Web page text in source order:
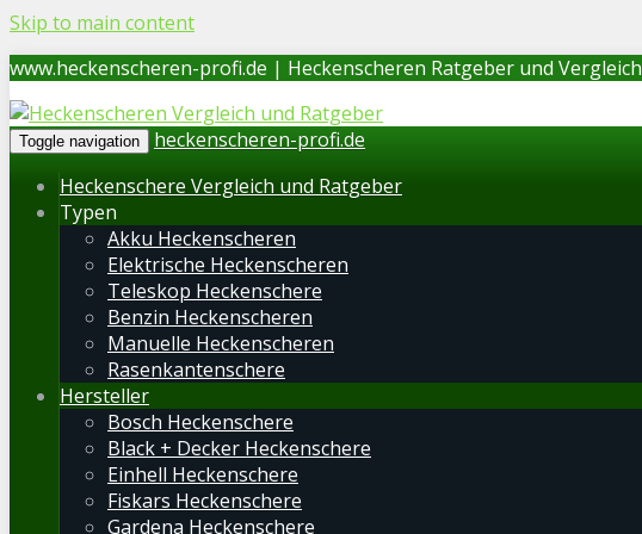
Skip to main content
www.heckenscheren-profi.de | Heckenscheren Ratgeber und Vergleich
Toggle navigation
heckenscheren-profi.de
Heckenschere Vergleich und Ratgeber
Typen
Akku Heckenscheren
Elektrische Heckenscheren
Teleskop Heckenschere
Benzin Heckenscheren
Manuelle Heckenscheren
Rasenkantenschere
Hersteller
Bosch Heckenschere
Black + Decker Heckenschere
Einhell Heckenschere
Fiskars Heckenschere
Gardena Heckenschere